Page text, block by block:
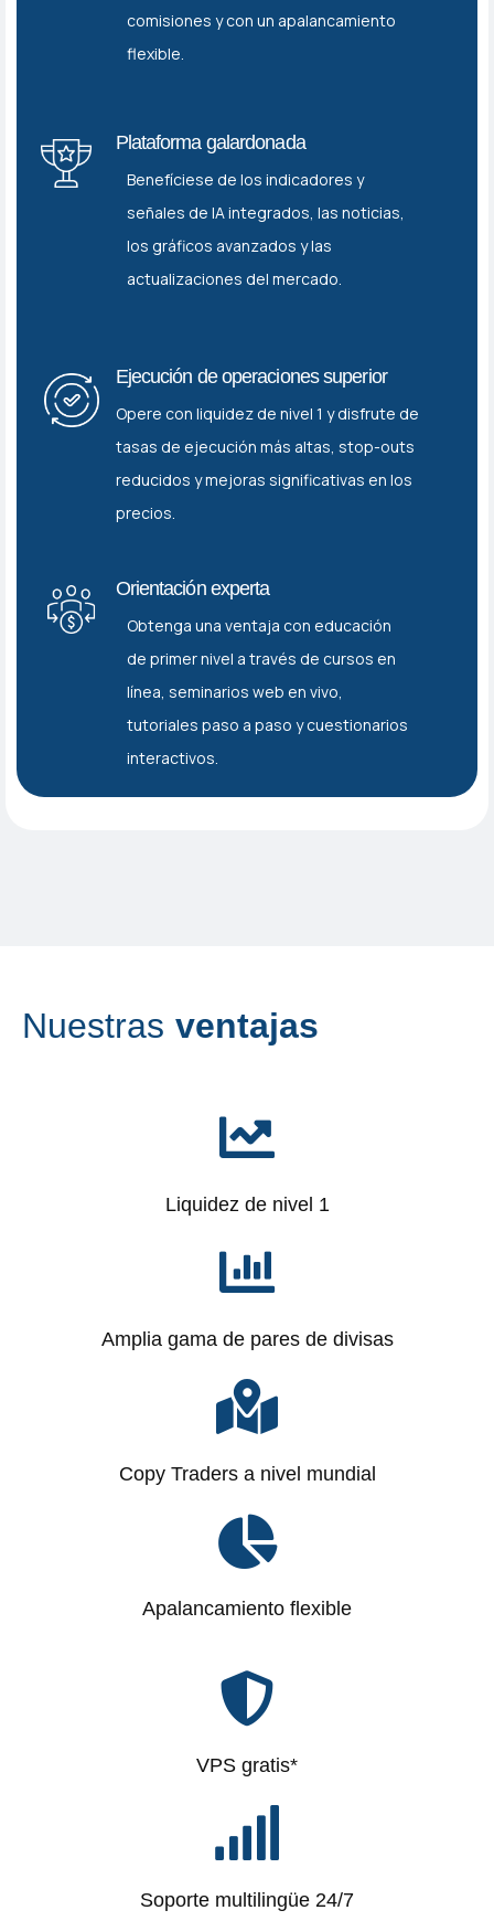
comisiones y con un apalancamiento
flexible.
Plataforma galardonada
Benefíciese de los indicadores y
señales de IA integrados, las noticias,
los gráficos avanzados y las
actualizaciones del mercado.
Ejecución de operaciones superior
Opere con liquidez de nivel 1 y disfrute de
tasas de ejecución más altas, stop-outs
reducidos y mejoras significativas en los
precios.
Orientación experta
Obtenga una ventaja con educación
de primer nivel a través de cursos en
línea, seminarios web en vivo,
tutoriales paso a paso y cuestionarios
interactivos.
Nuestras ventajas
Liquidez de nivel 1
Amplia gama de pares de divisas
Copy Traders a nivel mundial
Apalancamiento flexible
VPS gratis*
Soporte multilingüe 24/7